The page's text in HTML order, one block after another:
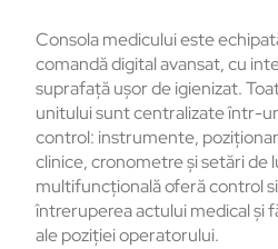
Consola medicului este
comandă digital avansat, cu
suprafață ușor de igienizat.
unitului sunt centralizate într-
control: instrumente,
clinice, cronometre și setări de
multifuncțională oferă control
întreruperea actului medical și
ale poziției operatorului.